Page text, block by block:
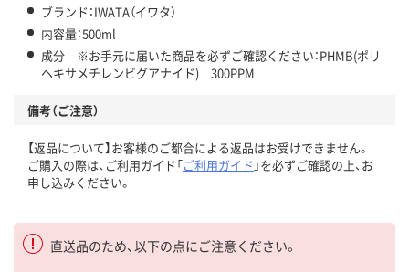
ブランド：IWATA（イワタ）
内容量：500ml
成分 ※お手元に届いた商品を必ずご確認ください：PHMB(ポリ
ヘキサメチレンビグアナイド) 300PPM
備考（ご注意）
【返品について】お客様のご都合による返品はお受けできません。
ご購入の際は、ご利用ガイド「ご利用ガイド 」を必ずご確認の上、お
申し込みください。
直送品のため、以下の点にご注意ください。